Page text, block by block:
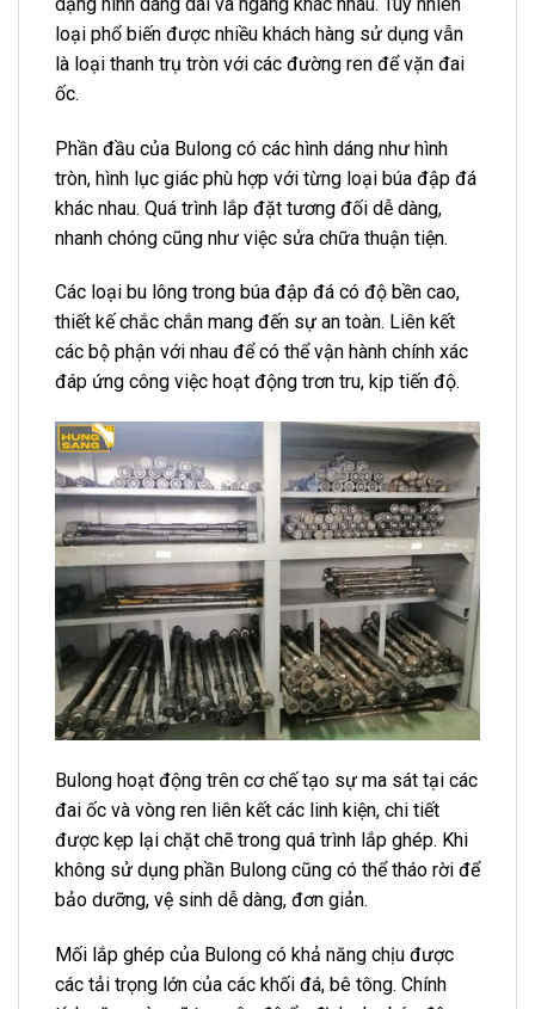
loại phổ biến được nhiều khách hàng sử dụng vẫn
là loại thanh trụ tròn với các đường ren để vặn đai
ốc.
Phần đầu của Bulong có các hình dáng như hình
tròn, hình lục giác phù hợp với từng loại búa đập đá
khác nhau. Quá trình lắp đặt tương đối dễ dàng,
nhanh chóng cũng như việc sửa chữa thuận tiện.
Các loại bu lông trong búa đập đá có độ bền cao,
thiết kế chắc chắn mang đến sự an toàn. Liên kết
các bộ phận với nhau để có thể vận hành chính xác
đáp ứng công việc hoạt động trơn tru, kịp tiến độ.
Bulong hoạt động trên cơ chế tạo sự ma sát tại các
đai ốc và vòng ren liên kết các linh kiện, chi tiết
được kẹp lại chặt chẽ trong quá trình lắp ghép. Khi
không sử dụng phần Bulong cũng có thể tháo rời để
bảo dưỡng, vệ sinh dễ dàng, đơn giản.
Mối lắp ghép của Bulong có khả năng chịu được
các tải trọng lớn của các khối đá, bê tông. Chính